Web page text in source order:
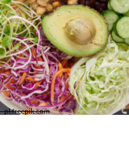
pl.freepik.com